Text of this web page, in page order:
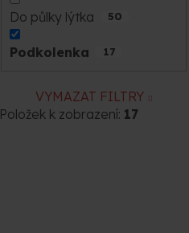
Do půlky lýtka 50
Podkolenka 17
VYMAZAT FILTRY
Položek k zobrazení: 17